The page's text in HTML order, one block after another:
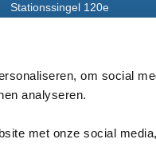
om social
analyseren.
met onze social
Stationssingel 120e
Open:
ma-vrij 8.30 -
Tel:
0486-412199
E-mail:
info@reisgraag.nl